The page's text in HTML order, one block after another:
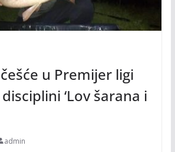
u Premijer ligi
disciplini ‘Lov šarana i
admin